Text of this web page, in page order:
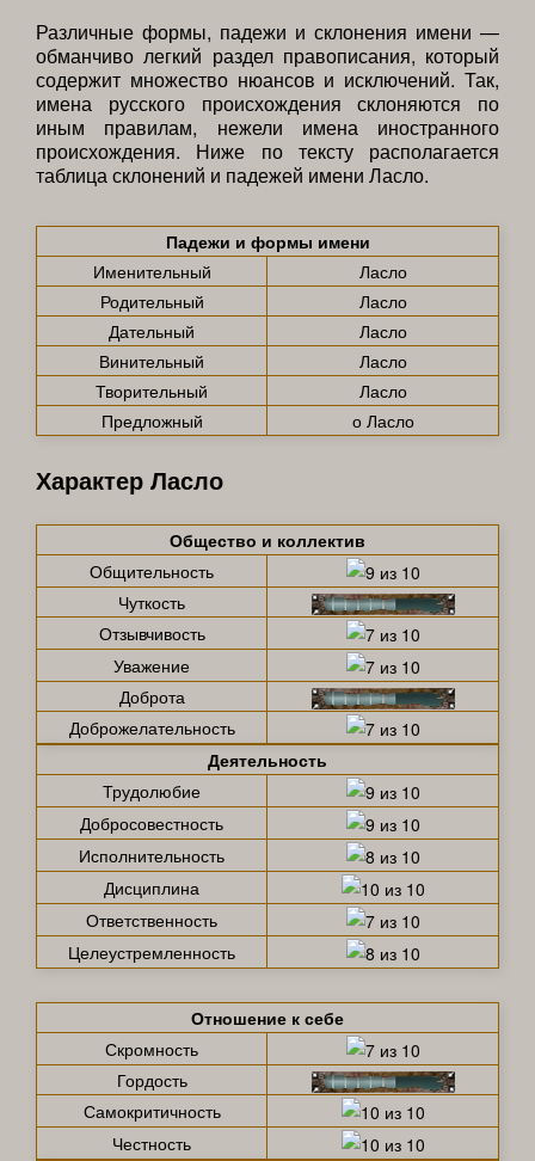
Различные формы, падежи и склонения имени —
обманчиво легкий раздел правописания, который
содержит множество нюансов и исключений. Так,
имена русского происхождения склоняются по
иным правилам, нежели имена иностранного
происхождения. Ниже по тексту располагается
таблица склонений и падежей имени Ласло.
Падежи и формы имени
Именительный
Ласло
Родительный
Ласло
Дательный
Ласло
Винительный
Ласло
Творительный
Ласло
Предложный
о Ласло
Характер Ласло
Общество и коллектив
Общительность
Чуткость
Отзывчивость
Уважение
Доброта
Доброжелательность
Деятельность
Трудолюбие
Добросовестность
Исполнительность
Дисциплина
Ответственность
Целеустремленность
Отношение к себе
Скромность
Гордость
Самокритичность
Честность